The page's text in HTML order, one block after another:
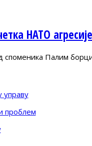
НАТО агресије
споменика Палим
управу
проблем